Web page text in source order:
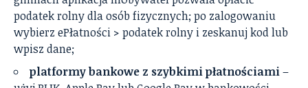
podatek rolny dla osób fizycznych; po zalogowaniu
wybierz ePłatności > podatek rolny i zeskanuj kod lub
wpisz dane;
platformy bankowe z szybkimi płatnościami–